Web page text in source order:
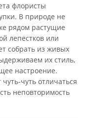
флористы
В природе не
рядом растущие
лепестков или
собрать из живых
их стиль,
настроение.
чуть отличаться
неповторимость